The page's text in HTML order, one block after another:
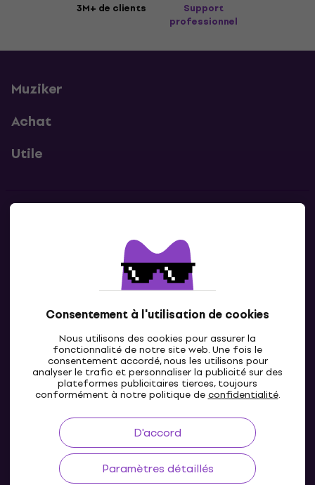
Consentement à l'utilisation de cookies
Nous utilisons des cookies pour assurer la
fonctionnalité de notre site web. Une fois le
consentement accordé, nous les utilisons pour
analyser le trafic et personnaliser la publicité sur des
plateformes publicitaires tierces, toujours
conformément à notre politique deconfidentialité.
D'accord
Paramètres détaillés
3M+ de clients
Support
professionnel
Muziker
Achat
Utile
Contacte nous
LU